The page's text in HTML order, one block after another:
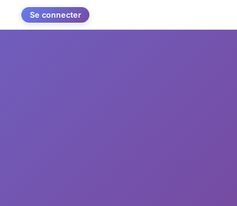
Se connecter